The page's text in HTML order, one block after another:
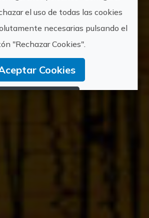
el uso de todas las cookies
necesarias pulsando el
"Rechazar Cookies".
Cookies